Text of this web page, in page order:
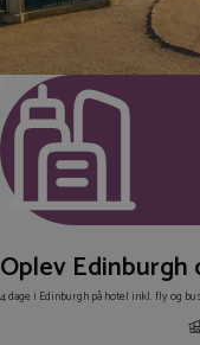
Oplev Edinburgh
4 dage i Edinburgh på hotel inkl. fly og